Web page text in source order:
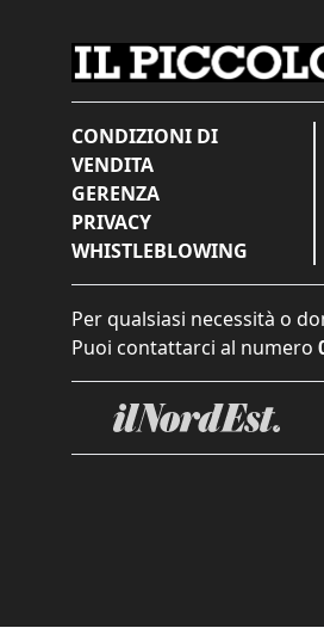
CONDIZIONI DI
VENDITA
GERENZA
PRIVACY
WHISTLEBLOWING
Per qualsiasi necessità o
Puoi contattarci al numero